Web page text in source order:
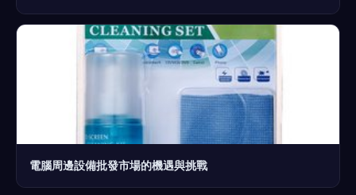
電腦周邊設備批發市場的機遇與挑戰